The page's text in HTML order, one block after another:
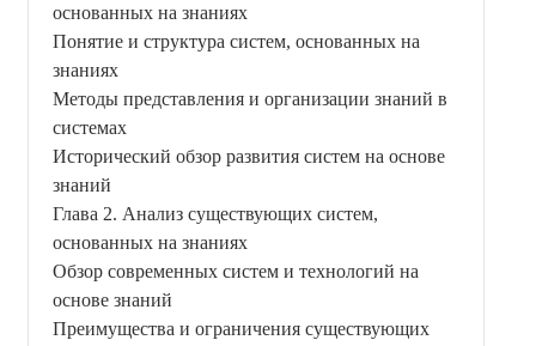
основанных на знаниях
Понятие и структура систем, основанных на
знаниях
Методы представления и организации знаний в
системах
Исторический обзор развития систем на основе
знаний
Глава 2. Анализ существующих систем,
основанных на знаниях
Обзор современных систем и технологий на
основе знаний
Преимущества и ограничения существующих